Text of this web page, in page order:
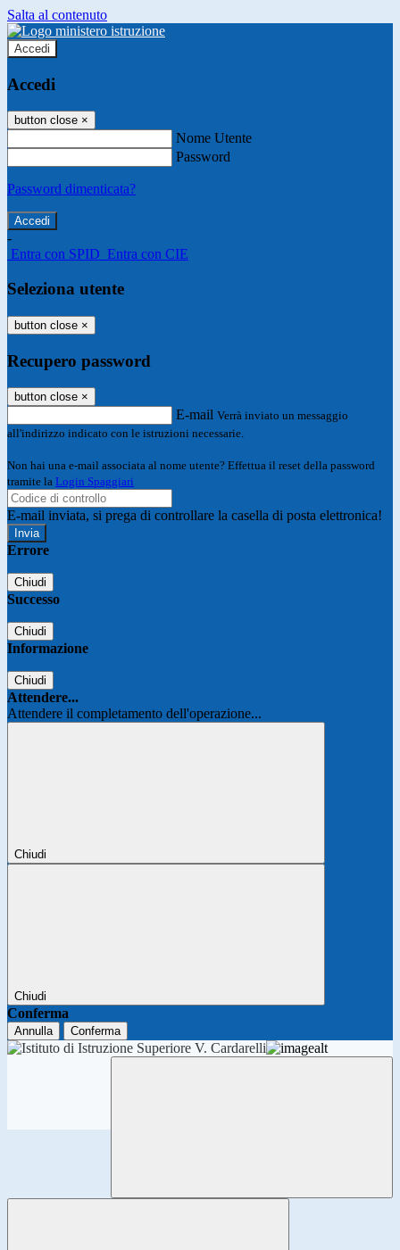
Salta al contenuto
Accedi
Accedi
button close ×
Nome Utente
Password
Password dimenticata?
-
Entra con SPID Entra con CIE
Seleziona utente
button close ×
Recupero password
button close ×
E-mail Verrà inviato un messaggio
all'indirizzo indicato con le istruzioni necessarie.
Non hai una e-mail associata al nome utente? Effettua il reset della password
tramite la Login Spaggiari
E-mail inviata, si prega di controllare la casella di posta elettronica!
Errore
Chiudi
Successo
Chiudi
Informazione
Chiudi
Attendere...
Attendere il completamento dell'operazione...
Chiudi
Chiudi
Conferma
Annulla Conferma